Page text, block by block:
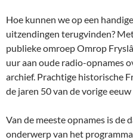
Hoe kunnen we op een
uitzendingen terugvinden?
publieke omroep Omrop
uur aan oude radio-opnames
archief. Prachtige historische
de jaren 50 van de vorige eeuw
Van de meeste opnames is de
onderwerp van het